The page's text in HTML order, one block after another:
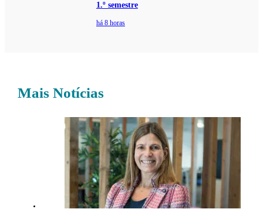
1.º semestre
há 8 horas
Mais Notícias